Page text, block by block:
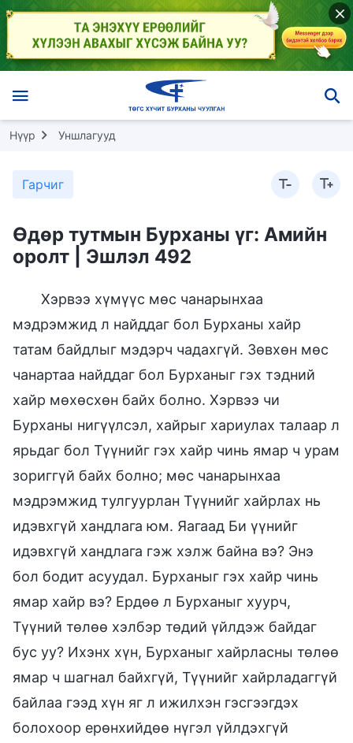
Нүүр Уншлагууд
Гарчиг
Өдөр тутмын Бурханы үг: Амийн
оролт | Эшлэл 492
Хэрвээ хүмүүс мөс чанарынхаа
мэдрэмжид л найддаг бол Бурханы хайр
татам байдлыг мэдэрч чадахгүй. Зөвхөн мөс
чанартаа найддаг бол Бурханыг гэх тэдний
хайр мөхөсхөн байх болно. Хэрвээ чи
Бурханы нигүүлсэл, хайрыг хариулах талаар л
ярьдаг бол Түүнийг гэх хайр чинь ямар ч урам
зориггүй байх болно; мөс чанарынхаа
мэдрэмжид тулгуурлан Түүнийг хайрлах нь
идэвхгүй хандлага юм. Яагаад Би үүнийг
идэвхгүй хандлага гэж хэлж байна вэ? Энэ
бол бодит асуудал. Бурханыг гэх хайр чинь
ямар хайр вэ? Ердөө л Бурханыг хуурч,
Түүний төлөө хэлбэр төдий үйлдэж байдаг
бус уу? Ихэнх хүн, Бурханыг хайрласны төлөө
ямар ч шагнал байхгүй, Түүнийг хайрладаггүй
байлаа гээд хүн яг л ижилхэн гэсгээгдэх
болохоор ерөнхийдөө нүгэл үйлдэхгүй